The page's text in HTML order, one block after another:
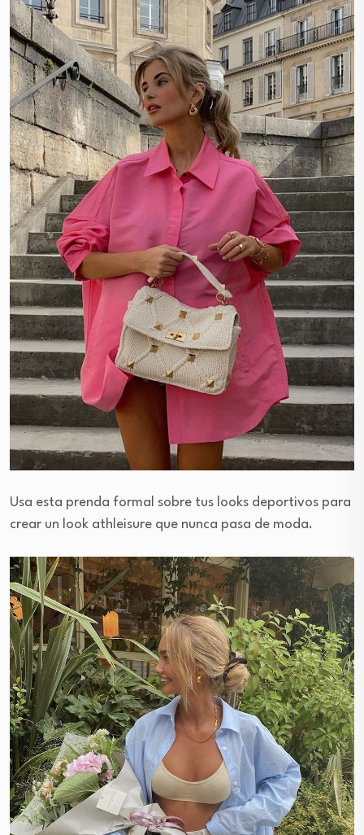
Usa esta prenda formal sobre tus looks deportivos para
crear un look athleisure que nunca pasa de moda.